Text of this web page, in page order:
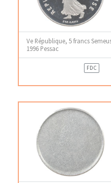
Ve République, 5 francs
1996 Pessac
FDC